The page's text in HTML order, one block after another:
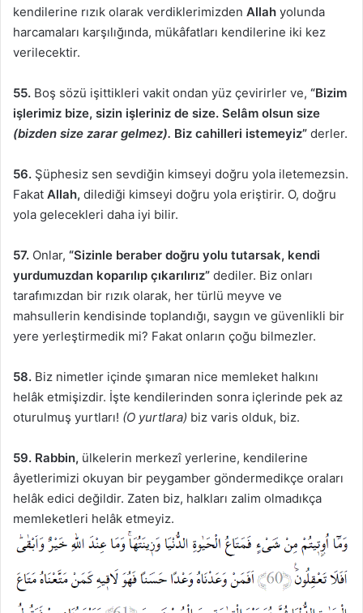
kendilerine rızık olarak verdiklerimizden Allah yolunda
harcamaları karşılığında, mükâfatları kendilerine iki kez
verilecektir.
55. Boş sözü işittikleri vakit ondan yüz çevirirler ve, “Bizim
işlerimiz bize, sizin işleriniz de size. Selâm olsun size
(bizden size zarar gelmez). Biz cahilleri istemeyiz” derler.
56. Şüphesiz sen sevdiğin kimseyi doğru yola iletemezsin.
Fakat Allah, dilediği kimseyi doğru yola eriştirir. O, doğru
yola gelecekleri daha iyi bilir.
57. Onlar, “Sizinle beraber doğru yolu tutarsak, kendi
yurdumuzdan koparılıp çıkarılırız” dediler. Biz onları
tarafımızdan bir rızık olarak, her türlü meyve ve
mahsullerin kendisinde toplandığı, saygın ve güvenlikli bir
yere yerleştirmedik mi? Fakat onların çoğu bilmezler.
58. Biz nimetler içinde şımaran nice memleket halkını
helâk etmişizdir. İşte kendilerinden sonra içlerinde pek az
oturulmuş yurtları! (O yurtlara) biz varis olduk, biz.
59. Rabbin, ülkelerin merkezî yerlerine, kendilerine
âyetlerimizi okuyan bir peygamber göndermedikçe oraları
helâk edici değildir. Zaten biz, halkları zalim olmadıkça
memleketleri helâk etmeyiz.